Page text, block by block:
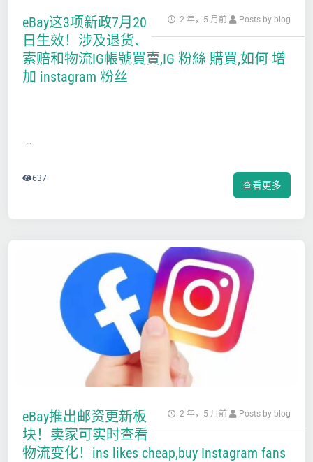
2 年，5 月前 Posts by blog
eBay这3项新政7月20
日生效！涉及退货、
索赔和物流IG帳號買賣,IG 粉絲 購買,如何 增
加 instagram 粉丝
…
查看更多
637
2 年，5 月前 Posts by blog
eBay推出邮资更新板
块！卖家可实时查看
物流变化！ins likes cheap,buy Instagram fans